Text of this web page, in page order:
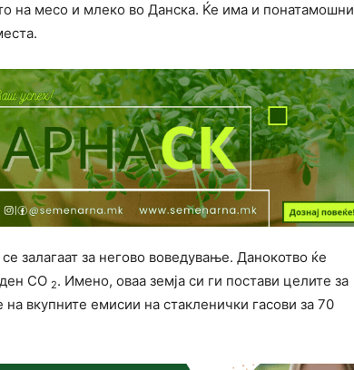
на месо и млеко во Данска. Ќе има и понатамошни
залагаат за негово воведување. Данокотво ќе
СО 2. Имено, оваа земја си ги постави целите за
вкупните емисии на стакленички гасови за 70